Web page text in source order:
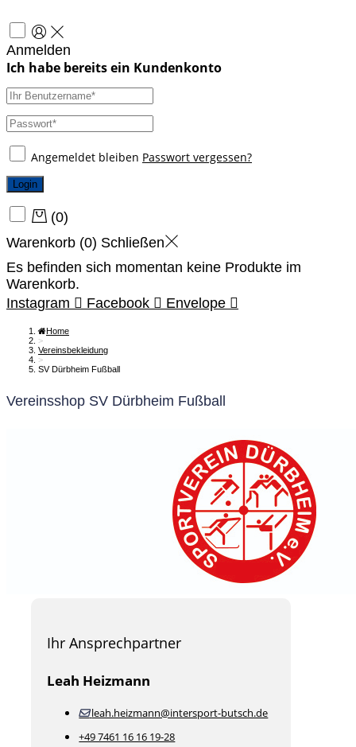
Anmelden
Angemeldet bleiben Passwort vergessen?
Login
(0)
Warenkorb (0) Schließen
Es befinden sich momentan keine Produkte im
Warenkorb.
Instagram
Facebook Envelope
Home
>
Vereinsbekleidung
>
SV Dürbheim Fußball
Vereinsshop SV Dürbheim Fußball
Ihr Ansprechpartner
Leah Heizmann
leah.heizmann@intersport-butsch.de
+49 7461 16 16 19-28